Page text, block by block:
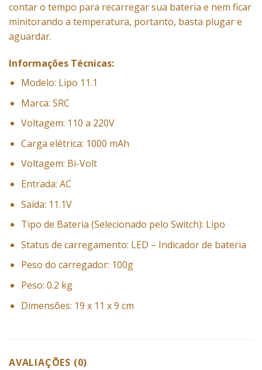
contar o tempo para recarregar sua bateria e nem ficar
minitorando a temperatura, portanto, basta plugar e
aguardar.
Informações Técnicas:
Modelo: Lipo 11.1
Marca: SRC
Voltagem: 110 a 220V
Carga elétrica: 1000 mAh
Voltagem: Bi-Volt
Entrada: AC
Saída: 11.1V
Tipo de Bateria (Selecionado pelo Switch): Lipo
Status de carregamento: LED – Indicador de bateria
Peso do carregador: 100g
Peso: 0.2 kg
Dimensões: 19 x 11 x 9 cm
AVALIAÇÕES (0)